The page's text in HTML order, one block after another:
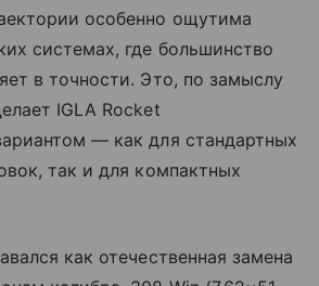
особенно ощутима
системах, где большинство
в точности. Это, по замыслу
IGLA Rocket
— как для стандартных
так и для компактных
как отечественная замена